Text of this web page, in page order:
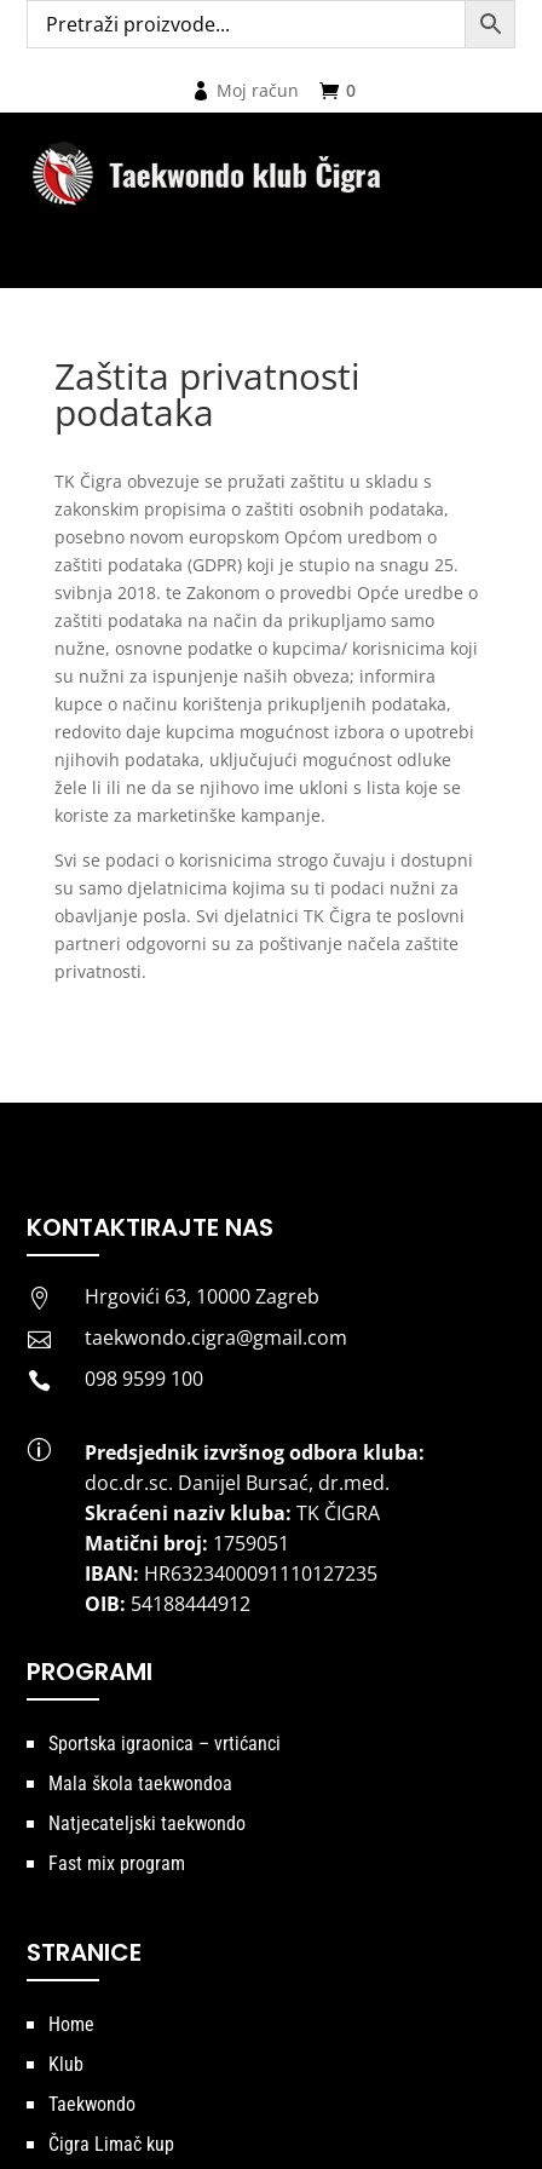
0
Moj račun
Zaštita privatnosti
podataka
TK Čigra obvezuje se pružati zaštitu u skladu s
zakonskim propisima o zaštiti osobnih podataka,
posebno novom europskom Općom uredbom o
zaštiti podataka (GDPR) koji je stupio na snagu 25.
svibnja 2018. te Zakonom o provedbi Opće uredbe o
zaštiti podataka na način da prikupljamo samo
nužne, osnovne podatke o kupcima/ korisnicima koji
su nužni za ispunjenje naših obveza; informira
kupce o načinu korištenja prikupljenih podataka,
redovito daje kupcima mogućnost izbora o upotrebi
njihovih podataka, uključujući mogućnost odluke
žele li ili ne da se njihovo ime ukloni s lista koje se
koriste za marketinške kampanje.
Svi se podaci o korisnicima strogo čuvaju i dostupni
su samo djelatnicima kojima su ti podaci nužni za
obavljanje posla. Svi djelatnici TK Čigra te poslovni
partneri odgovorni su za poštivanje načela zaštite
privatnosti.
KONTAKTIRAJTE NAS
 Hrgovići 63, 10000 Zagreb
 taekwondo.cigra@gmail.com
 098 9599 100
p
Predsjednik izvršnog odbora kluba:
doc.dr.sc. Danijel Bursać, dr.med.
Skraćeni naziv kluba: TK ČIGRA
Matični broj: 1759051
IBAN: HR6323400091110127235
OIB: 54188444912
PROGRAMI
Sportska igraonica – vrtićanci
Mala škola taekwondoa
Natjecateljski taekwondo
Fast mix program
STRANICE
Home
Klub
Taekwondo
Čigra Limač kup